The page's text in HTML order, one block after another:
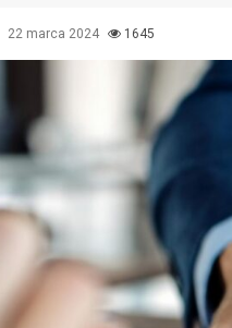
22 marca 2024 1645